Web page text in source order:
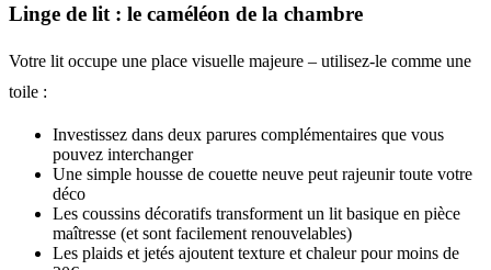
Linge de lit : le caméléon de la chambre
Votre lit occupe une place visuelle majeure – utilisez-le comme une
toile :
Investissez dans deux parures complémentaires que vous
pouvez interchanger
Une simple housse de couette neuve peut rajeunir toute votre
déco
Les coussins décoratifs transforment un lit basique en pièce
maîtresse (et sont facilement renouvelables)
Les plaids et jetés ajoutent texture et chaleur pour moins de